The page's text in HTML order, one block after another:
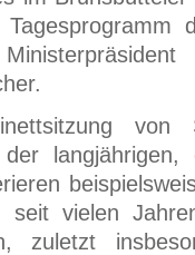
von
langjährigen,
seit vielen
zuletzt